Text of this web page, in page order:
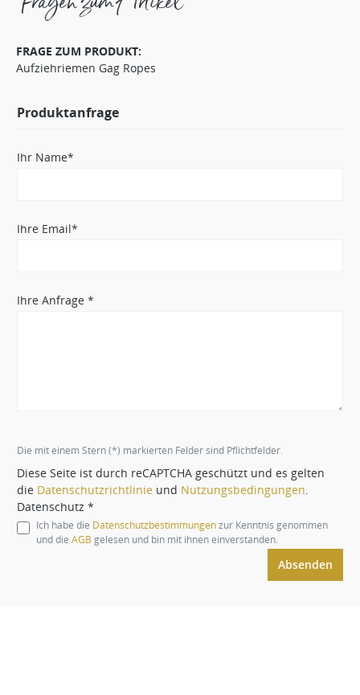
FRAGE ZUM PRODUKT:
Aufziehriemen Gag Ropes
Produktanfrage
Ihr Name*
Ihre Email*
Ihre Anfrage *
Die mit einem Stern (*) markierten Felder sind Pflichtfelder.
Diese Seite ist durch reCAPTCHA geschützt und es gelten
die Datenschutzrichtlinie und Nutzungsbedingungen
Datenschutz *
Ich habe die Datenschutzbestimmungenzur Kenntnis genommen
und die AGB gelesen und bin mit ihnen einverstanden.
Absenden